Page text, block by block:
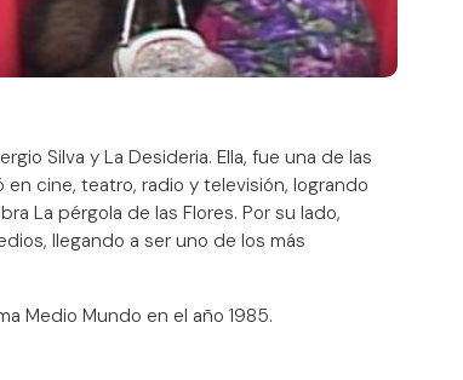
Silva y La Desideria. Ella, fue una de las
cine, teatro, radio y televisión, logrando
La pérgola de las Flores. Por su lado,
llegando a ser uno de los más
Medio Mundo en el año 1985.